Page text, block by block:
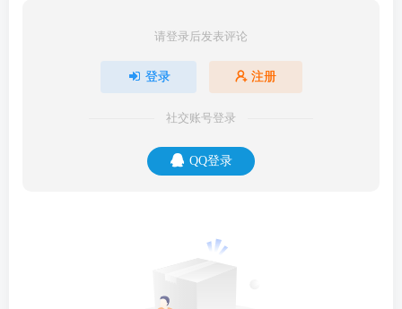
请登录后发表评论
登录 注册
社交账号登录
QQ登录